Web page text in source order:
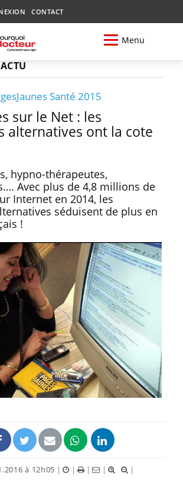
CONTACT
Menu
Santé 2015
sur le Net : les
alternatives ont la cote
hypno-thérapeutes,
Avec plus de 4,8 millions de
Internet en 2014, les
séduisent de plus en
!
à 12h05 | | | |
|